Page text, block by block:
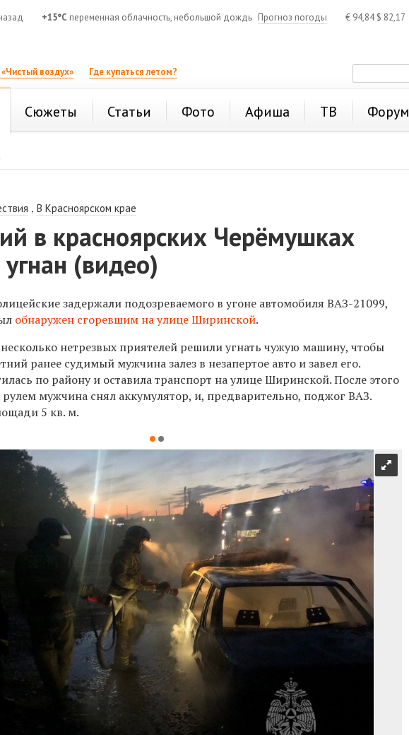
+15°C переменная облачность, небольшой дождь Прогноз погоды € 94,84$ 82,17
воздух» Где купаться летом?
Сюжеты Статьи Фото Афиша ТВ Форум
,В Красноярском крае
в красноярских Черёмушках
(видео)
задержали подозреваемого в угоне автомобиля ВАЗ-21099,
обнаружен сгоревшим на улице Ширинской.
несколько нетрезвых приятелей решили угнать чужую машину, чтобы
ранее судимый мужчина залез в незапертое авто и завел его.
по району и оставила транспорт на улице Ширинской. После этого
мужчина снял аккумулятор, и, предварительно, поджог ВАЗ.
5 кв. м.